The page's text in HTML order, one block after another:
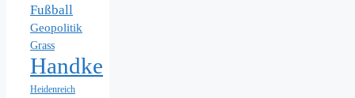
Fußball
Geopolitik
Grass
Handke
Heidenreich